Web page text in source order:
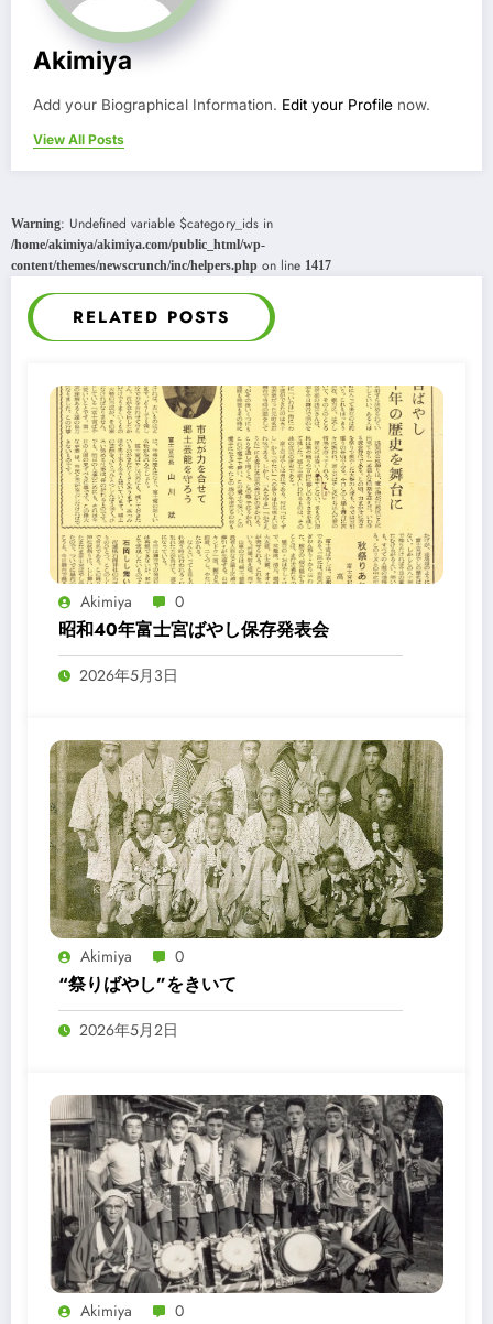
Akimiya
Add your Biographical Information. Edit your Profile now.
View All Posts
Warning: Undefined variable $category_ids in
/home/akimiya/akimiya.com/public_html/wp-
content/themes/newscrunch/inc/helpers.php on line 1417
RELATED POSTS
Akimiya 0
昭和40年富士宮ばやし保存発表会
2026年5月3日
Akimiya 0
“祭りばやし”をきいて
2026年5月2日
Akimiya 0